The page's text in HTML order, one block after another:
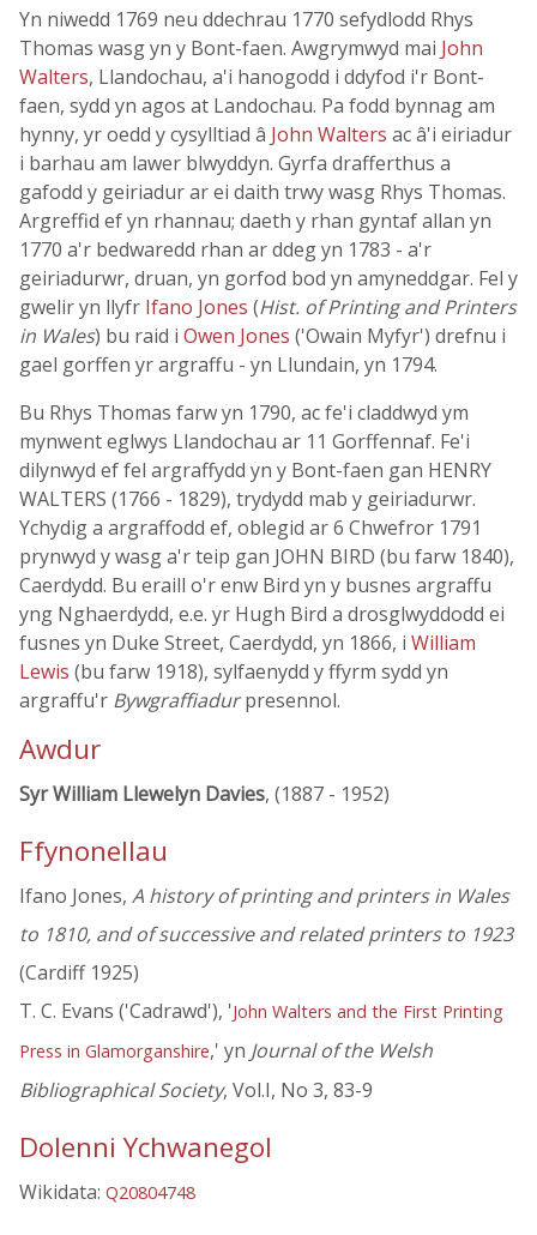
Yn niwedd 1769 neu ddechrau 1770 sefydlodd Rhys
Thomas wasg yn y Bont-faen. Awgrymwyd mai John
Walters, Llandochau, a'i hanogodd i ddyfod i'r Bont-
faen, sydd yn agos at Landochau. Pa fodd bynnag am
hynny, yr oedd y cysylltiad â John Walters ac â'i eiriadur
i barhau am lawer blwyddyn. Gyrfa drafferthus a
gafodd y geiriadur ar ei daith trwy wasg Rhys Thomas.
Argreffid ef yn rhannau; daeth y rhan gyntaf allan yn
1770 a'r bedwaredd rhan ar ddeg yn 1783 - a'r
geiriadurwr, druan, yn gorfod bod yn amyneddgar. Fel y
gwelir yn llyfr Ifano Jones (Hist. of Printing and Printers
in Wales) bu raid i Owen Jones ('Owain Myfyr') drefnu i
gael gorffen yr argraffu - yn Llundain, yn 1794.
Bu Rhys Thomas farw yn 1790, ac fe'i claddwyd ym
mynwent eglwys Llandochau ar 11 Gorffennaf. Fe'i
dilynwyd ef fel argraffydd yn y Bont-faen gan HENRY
WALTERS (1766 - 1829), trydydd mab y geiriadurwr.
Ychydig a argraffodd ef, oblegid ar 6 Chwefror 1791
prynwyd y wasg a'r teip gan JOHN BIRD (bu farw 1840),
Caerdydd. Bu eraill o'r enw Bird yn y busnes argraffu
yng Nghaerdydd, e.e. yr Hugh Bird a drosglwyddodd ei
fusnes yn Duke Street, Caerdydd, yn 1866, i William
Lewis (bu farw 1918), sylfaenydd y ffyrm sydd yn
argraffu'r Bywgraffiadurpresennol.
Awdur
Syr William Llewelyn Davies, (1887 - 1952)
Ffynonellau
Ifano Jones, A history of printing and printers in Wales
to 1810, and of successive and related printers to 1923
(Cardiff 1925)
T. C. Evans ('Cadrawd'), 'John Walters and the First Printing
Press in Glamorganshire,' yn Journal of the Welsh
Bibliographical Society, Vol.I, No 3, 83-9
Dolenni Ychwanegol
Wikidata: Q20804748